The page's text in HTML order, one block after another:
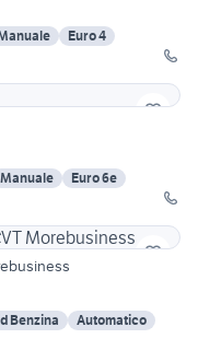
Euro 4
Manuale
Euro 6e
Benzina
Automatico